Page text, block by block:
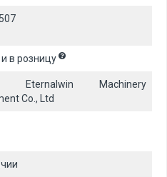
в розницу
Eternalwin Machinery
Co., Ltd